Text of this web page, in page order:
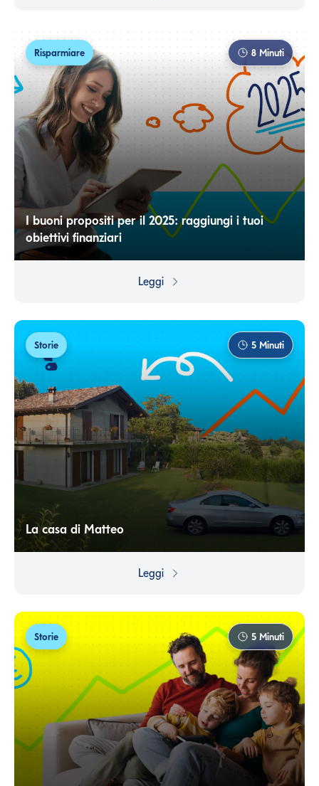
Risparmiare 8 Minuti
I buoni propositi per il 2025: raggiungi i tuoi
obiettivi finanziari
L'inizio di un nuovo anno è sempre un momento di
Leggi
Storie 5 Minuti
La casa di Matteo
Sapere perché stai mettendo soldi da parte è
arrivato il momento di spenderli!
Leggi
Storie 5 Minuti